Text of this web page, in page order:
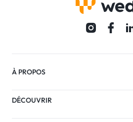
À PROPOS
DÉCOUVRIR